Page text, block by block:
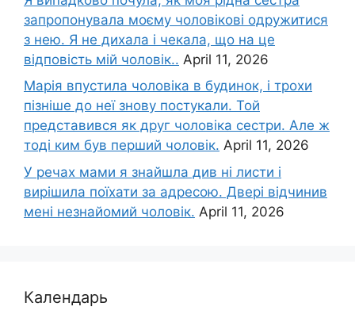
запропонувала моєму чоловікові одружитися
з нею. Я не дихала і чекала, що на це
відповість мій чоловік.. April 11, 2026
Марія впустила чоловіка в будинок, і трохи
пізніше до неї знову постукали. Той
представився як друг чоловіка сестри. Але ж
тоді ким був перший чоловік. April 11, 2026
У речах мами я знайшла див ні листи і
вирішила поїхати за адресою. Двері відчинив
мені незнайомий чоловік. April 11, 2026
Календарь